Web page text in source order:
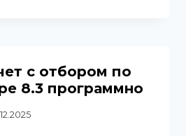
с отбором по
8.3 программно